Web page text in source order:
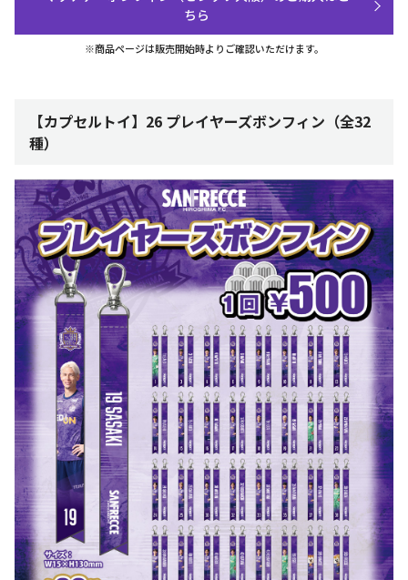
ちら
※商品ページは販売開始時よりご確認いただけます。
【カプセルトイ】26 プレイヤーズボンフィン（全32
種）